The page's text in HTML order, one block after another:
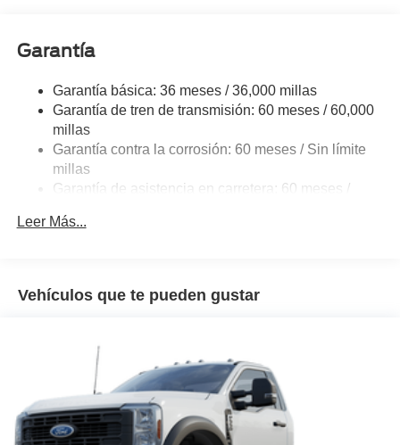
Garantía
Garantía básica: 36 meses / 36,000 millas
Garantía de tren de transmisión: 60 meses / 60,000
millas
Garantía contra la corrosión: 60 meses / Sin límite
millas
Garantía de asistencia en carretera: 60 meses /
Leer Más...
Vehículos que te pueden gustar